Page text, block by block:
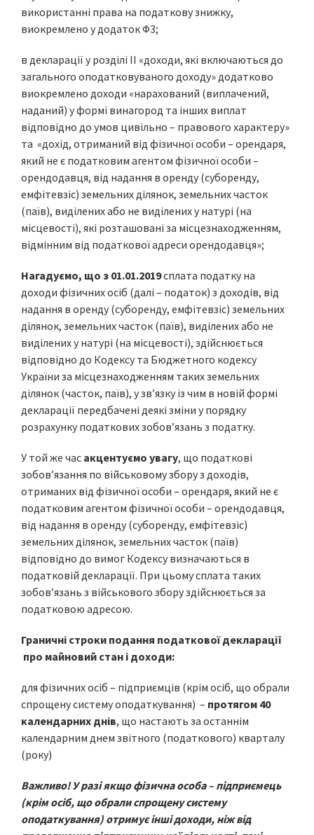
використанні права на податкову знижку,
виокремлено у додаток Ф3;
в декларації у розділі ІІ «доходи, які включаються до
загального оподатковуваного доходу» додатково
виокремлено доходи «нарахований (виплачений,
наданий) у формі винагород та інших виплат
відповідно до умов цивільно – правового характеру»
та «дохід, отриманий від фізичної особи – орендаря,
який не є податковим агентом фізичної особи –
орендодавця, від надання в оренду (суборенду,
емфітевзіс) земельних ділянок, земельних часток
(паїв), виділених або не виділених у натурі (на
місцевості), які розташовані за місцезнаходженням,
відмінним від податкової адреси орендодавця»;
Нагадуємо, що з 01.01.2019сплата податку на
доходи фізичних осіб (далі – податок) з доходів, від
надання в оренду (суборенду, емфітевзіс) земельних
ділянок, земельних часток (паїв), виділених або не
виділених у натурі (на місцевості), здійснюється
відповідно до Кодексу та Бюджетного кодексу
України за місцезнаходженням таких земельних
ділянок (часток, паїв), у зв’язку із чим в новій формі
декларації передбачені деякі зміни у порядку
розрахунку податкових зобов’язань з податку.
У той же час акцентуємо увагу, що податкові
зобов’язання по військовому збору з доходів,
отриманих від фізичної особи – орендаря, який не є
податковим агентом фізичної особи – орендодавця,
від надання в оренду (суборенду, емфітевзіс)
земельних ділянок, земельних часток (паїв)
відповідно до вимог Кодексу визначаються в
податковій декларації. При цьому сплата таких
зобов’язань з військового збору здійснюється за
податковою адресою.
Граничні строки подання податкової декларації
про майновий стан і доходи:
для фізичних осіб – підприємців (крім осіб, що обрали
спрощену систему оподаткування) – протягом 40
календарних днів, що настають за останнім
календарним днем звітного (податкового) кварталу
(року)
Важливо! У разі якщо фізична особа – підприємець
(крім осіб, що обрали спрощену систему
оподаткування) отримує інші доходи, ніж від